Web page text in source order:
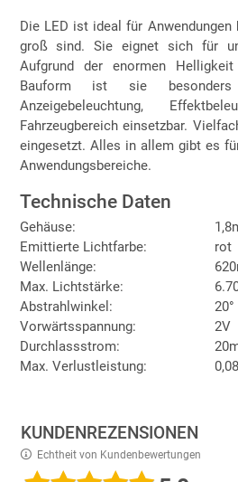
Die LED ist ideal für Anwendungen
groß sind. Sie eignet sich für
Aufgrund der enormen
Bauform ist sie
Anzeigebeleuchtung,
Fahrzeugbereich einsetzbar.
eingesetzt. Alles in allem gibt es
Anwendungsbereiche.
Technische Daten
Gehäuse:
Emittierte Lichtfarbe:
rot
Wellenlänge:
Max. Lichtstärke:
Abstrahlwinkel:
20°
Vorwärtsspannung:
2V
Durchlassstrom:
Max. Verlustleistung:
KUNDENREZENSIONEN
Echtheit von Kundenbewertungen